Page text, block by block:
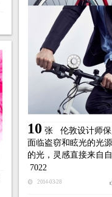
10 张 伦敦设计师
面临盗窃和眩光的光
的光，灵感直接来自
7022
2014-03-28